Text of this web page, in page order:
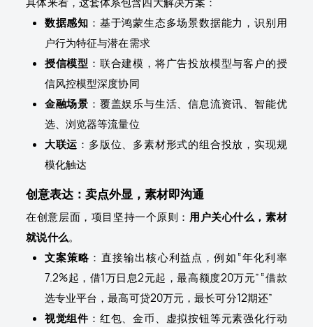
数据感知 ：基于鸿蒙生态多场景数据能力，识别用
户行为特征与潜在需求
授信模型 ：联合建模，将广告投放模型与客户的授
信风控模型深度协同
金融场景 ：覆盖娱乐与生活、信息流资讯、智能优
选、浏览器等流量位
大联运 ：多版位、多素材形式的组合投放，实现规
模化触达
创意表达：卖点外显，素材即沟通
在创意层面，项目坚持一个原则： 用户关心什么，素材
就说什么。
文案策略 ：直接输出核心利益点，例如“年化利率
7.2%起，借1万日息2元起，最高额度20万元”“借款
选专业平台，最高可贷20万元，最长可分12期还”
视觉组件 ：红包、金币、虚拟按钮等元素强化行动